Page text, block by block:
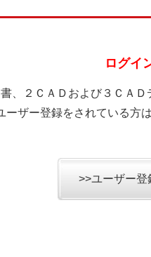
ログイ
、２ＣＡＤおよび３ＣＡ
ーザー登録をされている方
>>ユーザー